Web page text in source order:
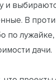
и
В
по
дачи.